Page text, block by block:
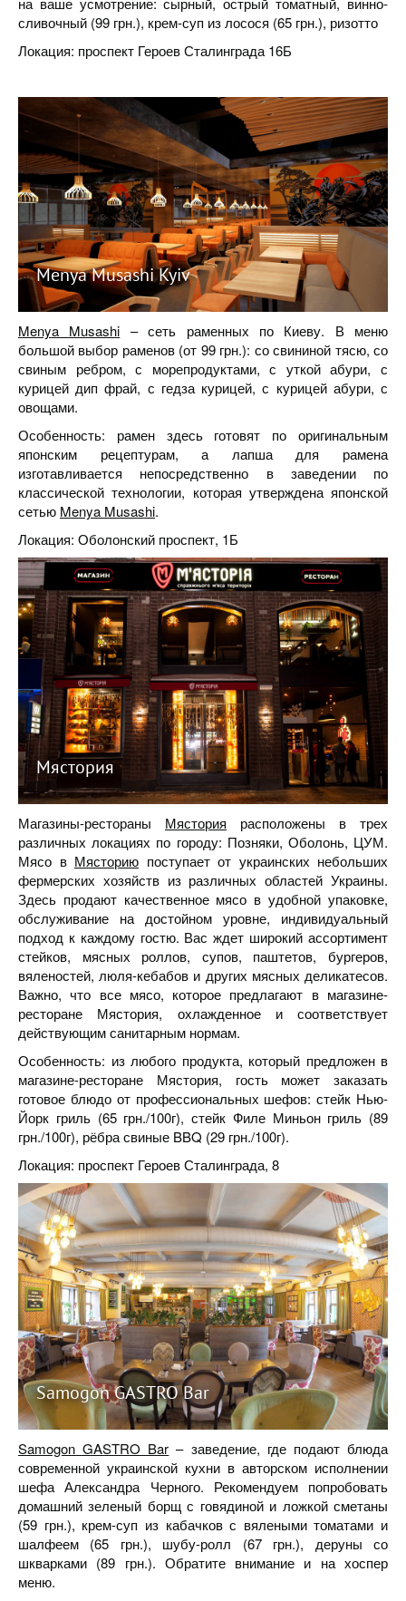
сливочный (99 грн.), крем-суп из лосося (65 грн.), ризотто
Локация: проспект Героев Сталинграда 16Б
Menya Musashi Kyiv
Menya Musashi – сеть раменных по Киеву. В меню
большой выбор раменов (от 99 грн.): со свининой тясю, со
свиным ребром, с морепродуктами, с уткой абури, с
курицей дип фрай, с гедза курицей, с курицей абури, с
овощами.
Особенность: рамен здесь готовят по оригинальным
японским рецептурам, а лапша для рамена
изготавливается непосредственно в заведении по
классической технологии, которая утверждена японской
сетью Menya Musashi.
Локация: Оболонский проспект, 1Б
Мястория
Магазины-рестораны Мястория расположены в трех
различных локациях по городу: Позняки, Оболонь, ЦУМ.
Мясо в Мясторию поступает от украинских небольших
фермерских хозяйств из различных областей Украины.
Здесь продают качественное мясо в удобной упаковке,
обслуживание на достойном уровне, индивидуальный
подход к каждому гостю. Вас ждет широкий ассортимент
стейков, мясных роллов, супов, паштетов, бургеров,
вяленостей, люля-кебабов и других мясных деликатесов.
Важно, что все мясо, которое предлагают в магазине-
ресторане Мястория, охлажденное и соответствует
действующим санитарным нормам.
Особенность: из любого продукта, который предложен в
магазине-ресторане Мястория, гость может заказать
готовое блюдо от профессиональных шефов: стейк Нью-
Йорк гриль (65 грн./100г), стейк Филе Миньон гриль (89
грн./100г), рёбра свиные BBQ (29 грн./100г).
Локация: проспект Героев Сталинграда, 8
Samogon GASTRO Bar
Samogon GASTRO Bar – заведение, где подают блюда
современной украинской кухни в авторском исполнении
шефа Александра Черного. Рекомендуем попробовать
домашний зеленый борщ с говядиной и ложкой сметаны
(59 грн.), крем-суп из кабачков с вялеными томатами и
шалфеем (65 грн.), шубу-ролл (67 грн.), деруны со
шкварками (89 грн.). Обратите внимание и на хоспер
меню.